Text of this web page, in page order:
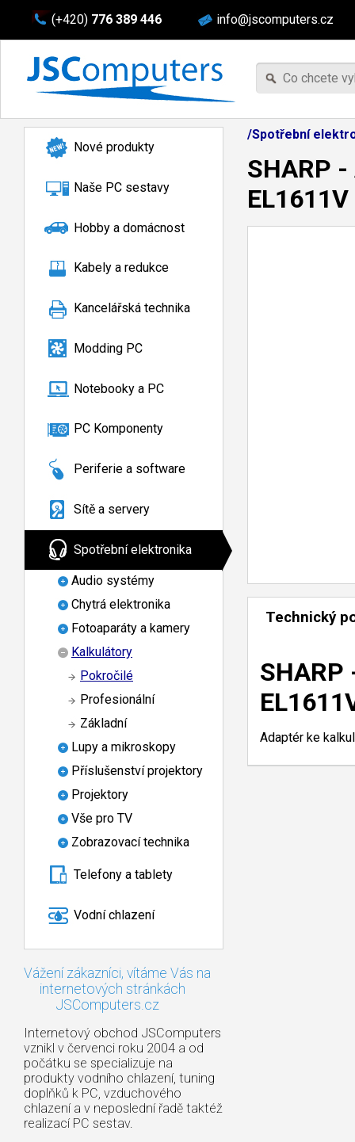
(+420) 776 389 446 info@jscomputers.cz
Nové produkty
Naše PC sestavy
Hobby a domácnost
Kabely a redukce
Kancelářská technika
Modding PC
Notebooky a PC
PC Komponenty
Periferie a software
Sítě a servery
Spotřební elektronika
Audio systémy
Chytrá elektronika
Fotoaparáty a kamery
Kalkulátory
Pokročilé
Profesionální
Základní
Lupy a mikroskopy
Příslušenství projektory
Projektory
Vše pro TV
Zobrazovací technika
Telefony a tablety
Vodní chlazení
Vážení zákazníci, vítáme Vás na
internetových stránkách
JSComputers.cz
Internetový obchod JSComputers
vznikl v červenci roku 2004 a od
počátku se specializuje na
produkty vodního chlazení, tuning
doplňků k PC, vzduchového
chlazení a v neposlední řadě taktéž
realizací PC sestav.
/Spotřební
SHARP
Technický
Adaptér ke